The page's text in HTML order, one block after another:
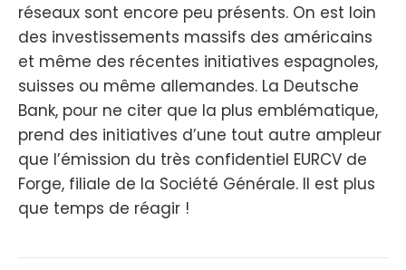
réseaux sont encore peu présents. On est loin
des investissements massifs des américains
et même des récentes initiatives espagnoles,
suisses ou même allemandes. La Deutsche
Bank, pour ne citer que la plus emblématique,
prend des initiatives d’une tout autre ampleur
que l’émission du très confidentiel EURCV de
Forge, filiale de la Société Générale. Il est plus
que temps de réagir !